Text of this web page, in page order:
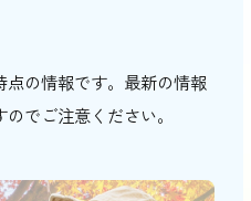
の情報です。最新の情報
でご注意ください。